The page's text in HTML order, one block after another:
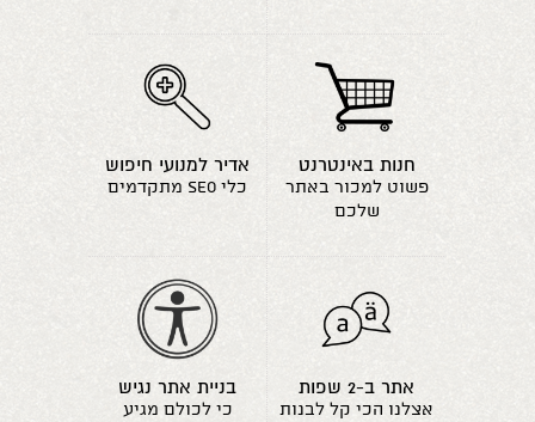
חנות באינטרנט
פשוט למכור באתר
שלכם
אדיר למנועי חיפוש
כלי seo מתקדמים
אתר ב-2 שפות
אצלנו הכי קל לבנות
בניית אתר נגיש
כי לכולם מגיע